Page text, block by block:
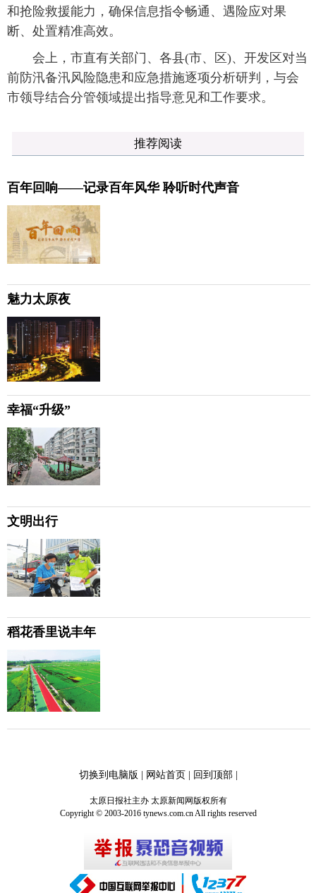
和抢险救援能力，确保信息指令畅通、遇险应对果
断、处置精准高效。
会上，市直有关部门、各县(市、区)、开发区对当
前防汛备汛风险隐患和应急措施逐项分析研判，与会
市领导结合分管领域提出指导意见和工作要求。
推荐阅读
百年回响——记录百年风华 聆听时代声音
魅力太原夜
幸福“升级”
文明出行
稻花香里说丰年
切换到电脑版 | 网站首页| 回到顶部|
太原日报社主办 太原新闻网版权所有
Copyright © 2003-2016 tynews.com.cn All rights reserved